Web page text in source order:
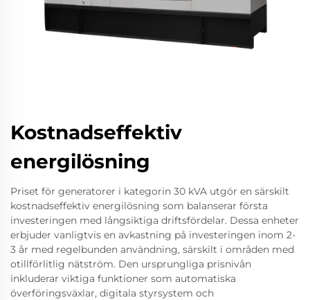
Kostnadseffektiv
energilösning
Priset för generatorer i kategorin 30 kVA utgör en särskilt
kostnadseffektiv energilösning som balanserar första
investeringen med långsiktiga driftsfördelar. Dessa enheter
erbjuder vanligtvis en avkastning på investeringen inom 2-
3 år med regelbunden användning, särskilt i områden med
otillförlitlig nätström. Den ursprungliga prisnivån
inkluderar viktiga funktioner som automatiska
överföringsväxlar, digitala styrsystem och